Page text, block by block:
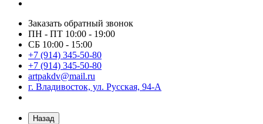
Заказать обратный звонок
ПН - ПТ 10:00 - 19:00
СБ 10:00 - 15:00
+7 (914) 345-50-80
+7 (914) 345-50-80
artpakdv@mail.ru
г. Владивосток, ул. Русская, 94-А
Назад